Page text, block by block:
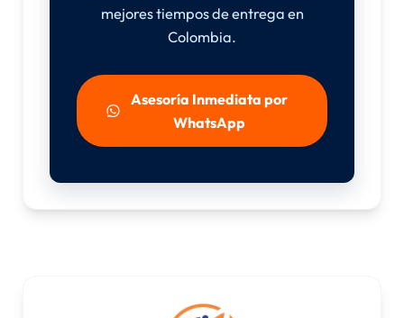
mejores tiempos de entrega en
Colombia.
Asesoría Inmediata por
WhatsApp